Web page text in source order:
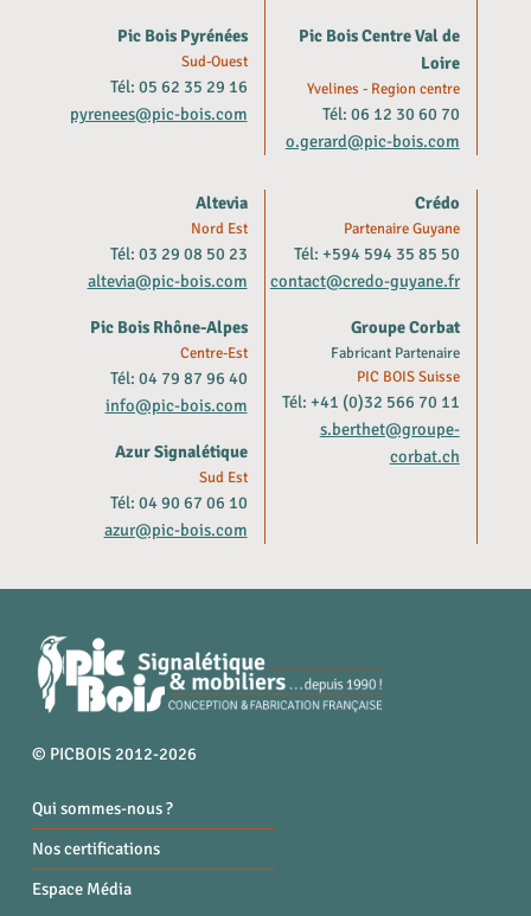
Pic Bois Pyrénées
Sud-Ouest
Tél: 05 62 35 29 16
pyrenees@pic-bois.com
Pic Bois Centre Val de
Loire
Yvelines - Region centre
Tél: 06 12 30 60 70
o.gerard@pic-bois.com
Altevia
Nord Est
Tél: 03 29 08 50 23
altevia@pic-bois.com
Pic Bois Rhône-Alpes
Centre-Est
Tél: 04 79 87 96 40
info@pic-bois.com
Azur Signalétique
Sud Est
Tél: 04 90 67 06 10
azur@pic-bois.com
Crédo
Partenaire Guyane
Tél: +594 594 35 85 50
contact@credo-guyane.fr
Groupe Corbat
Fabricant Partenaire
PIC BOIS Suisse
Tél: +41 (0)32 566 70 11
s.berthet@groupe-
corbat.ch
© PICBOIS 2012-2026
Qui sommes-nous ?
Nos certifications
Espace Média